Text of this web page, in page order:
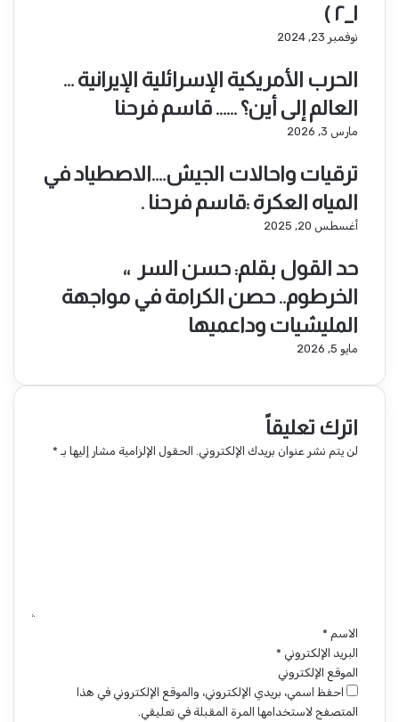
١_٢ )
نوفمبر 23, 2024
الحرب الأمريكية الإسرائلية الإيرانية …
العالم إلى أين؟ …… قاسم فرحنا
مارس 3, 2026
ترقيات واحالات الجيش….الاصطياد في
المياه العكرة :قاسم فرحنا .
أغسطس 20, 2025
حد القول بقلم: حسن السر ،،
الخرطوم.. حصن الكرامة في مواجهة
المليشيات وداعميها
مايو 5, 2026
اترك تعليقاً
لن يتم نشر عنوان بريدك الإلكتروني. الحقول الإلزامية مشار إليها بـ *
الاسم *
البريد الإلكتروني *
الموقع الإلكتروني
احفظ اسمي، بريدي الإلكتروني، والموقع الإلكتروني في هذا
المتصفح لاستخدامها المرة المقبلة في تعليقي.